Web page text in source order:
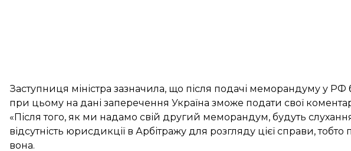
Заступниця міністра зазначила, що після подачі меморандуму у
при цьому на дані заперечення Україна зможе подати свої
«Після того, як ми надамо свій другий меморандум, будуть
відсутність юрисдикції в Арбітражу для розгляду цієї справи,
вона.